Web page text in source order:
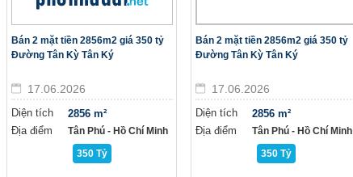
Bán 2 mặt tiền 2856m2 giá 350 tỷ
Đường Tân Kỳ Tân Ký
17.06.2026
Diện tích
Địa điểm
2856 m²
Tân Phú - Hồ Chí Minh
350 Tỷ
Bán 2 mặt tiền 2856m2 giá 350 tỷ
Đường Tân Kỳ Tân Ký
17.06.2026
Diện tích
Địa điểm
2856 m²
Tân Phú - Hồ Chí Minh
350 Tỷ